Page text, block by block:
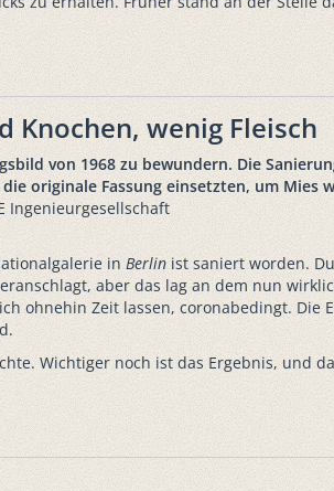
Knochen, wenig Fleisch
von 1968 zu bewundern. Die
originale Fassung einsetzten, um Mies
Ingenieurgesellschaft
in Berlin ist saniert worden.
aber das lag an dem nun
ohnehin Zeit lassen, coronabedingt.
Wichtiger noch ist das Ergebnis, und